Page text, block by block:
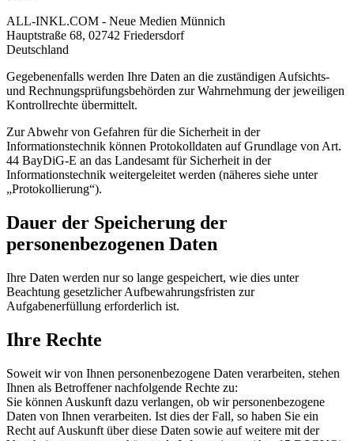
ALL-INKL.COM - Neue Medien Münnich
Hauptstraße 68, 02742 Friedersdorf
Deutschland
Gegebenenfalls werden Ihre Daten an die zuständigen Aufsichts-
und Rechnungsprüfungsbehörden zur Wahrnehmung der jeweiligen
Kontrollrechte übermittelt.
Zur Abwehr von Gefahren für die Sicherheit in der
Informationstechnik können Protokolldaten auf Grundlage von Art.
44 BayDiG-E an das Landesamt für Sicherheit in der
Informationstechnik weitergeleitet werden (näheres siehe unter
„Protokollierung“).
Dauer der Speicherung der
personenbezogenen Daten
Ihre Daten werden nur so lange gespeichert, wie dies unter
Beachtung gesetzlicher Aufbewahrungsfristen zur
Aufgabenerfüllung erforderlich ist.
Ihre Rechte
Soweit wir von Ihnen personenbezogene Daten verarbeiten, stehen
Ihnen als Betroffener nachfolgende Rechte zu:
Sie können Auskunft dazu verlangen, ob wir personenbezogene
Daten von Ihnen verarbeiten. Ist dies der Fall, so haben Sie ein
Recht auf Auskunft über diese Daten sowie auf weitere mit der